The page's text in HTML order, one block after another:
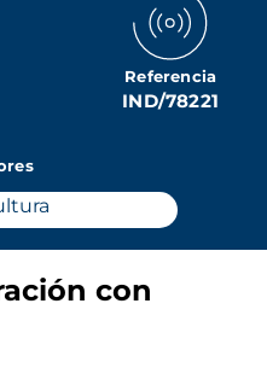
Referencia
IND/78221
con